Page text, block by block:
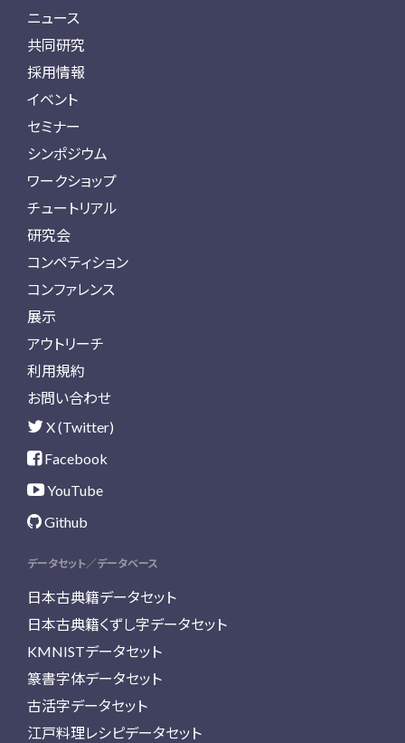
ニュース
共同研究
採用情報
イベント
セミナー
シンポジウム
ワークショップ
チュートリアル
研究会
コンペティション
コンファレンス
展示
アウトリーチ
利用規約
お問い合わせ
X (Twitter)
Facebook
YouTube
Github
データセット／データベース
日本古典籍データセット
日本古典籍くずし字データセット
KMNISTデータセット
篆書字体データセット
古活字データセット
江戸料理レシピデータセット